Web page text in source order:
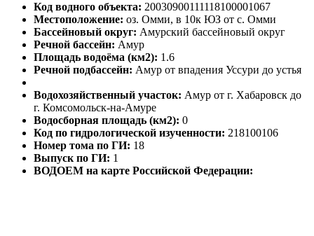
Код водного объекта: 20030900111118100001067
Местоположение: оз. Омми, в 10к ЮЗ от с. Омми
Бассейновый округ: Амурский бассейновый округ
Речной бассейн: Амур
Площадь водоёма (км2): 1.6
Речной подбассейн: Амур от впадения Уссури до устья
Водохозяйственный участок: Амур от г. Хабаровск до
г. Комсомольск-на-Амуре
Водосборная площадь (км2): 0
Код по гидрологической изученности: 218100106
Номер тома по ГИ: 18
Выпуск по ГИ: 1
ВОДОЕМ на карте Российской Федерации: